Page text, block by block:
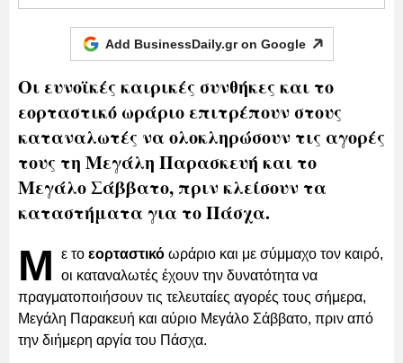
Add BusinessDaily.gr on Google
Οι ευνοϊκές καιρικές συνθήκες και το
εορταστικό ωράριο επιτρέπουν στους
καταναλωτές να ολοκληρώσουν τις αγορές
τους τη Μεγάλη Παρασκευή και το
Μεγάλο Σάββατο, πριν κλείσουν τα
καταστήματα για το Πάσχα.
Μ ε το εορταστικό ωράριο και με σύμμαχο τον καιρό,
οι καταναλωτές έχουν την δυνατότητα να
πραγματοποιήσουν τις τελευταίες αγορές τους σήμερα,
Μεγάλη Παρακευή και αύριο Μεγάλο Σάββατο, πριν από
την διήμερη αργία του Πάσχα.